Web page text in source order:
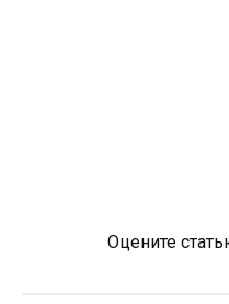
Оцените